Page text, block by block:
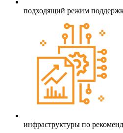
подходящий режим
инфраструктуры по